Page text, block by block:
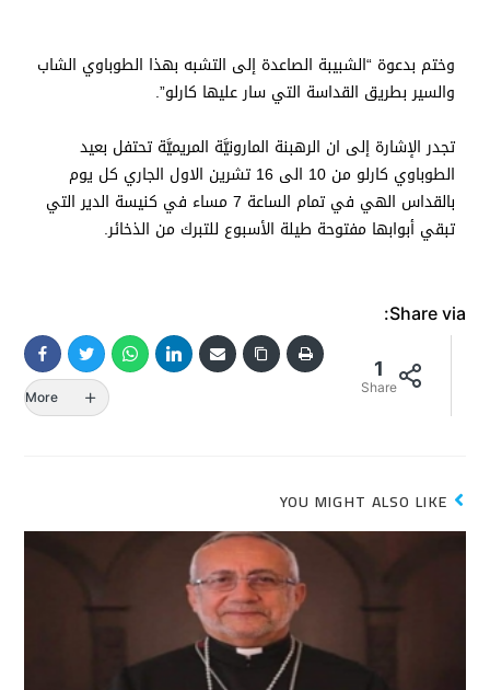
وختم بدعوة “الشبيبة الصاعدة إلى التشبه بهذا الطوباوي الشاب
والسير بطريق القداسة التي سار عليها كارلو”.
تجدر الإشارة إلى ان الرهبنة المارونيَّة المريميَّة تحتفل بعيد
الطوباوي كارلو من 10 الى 16 تشرين الاول الجاري كل يوم
بالقداس الهي في تمام الساعة 7 مساء في كنيسة الدير التي
تبقي أبوابها مفتوحة طيلة الأسبوع للتبرك من الذخائر.
Share via:
1
Share
More
YOU MIGHT ALSO LIKE